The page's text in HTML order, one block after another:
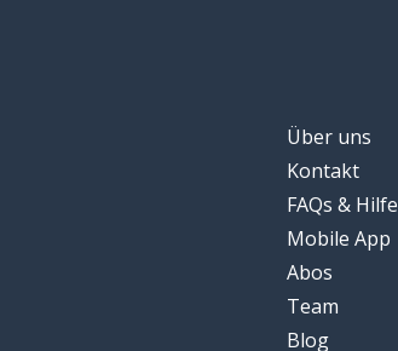
Über uns
Kontakt
FAQs & Hilfe
Mobile App
Abos
Team
Blog